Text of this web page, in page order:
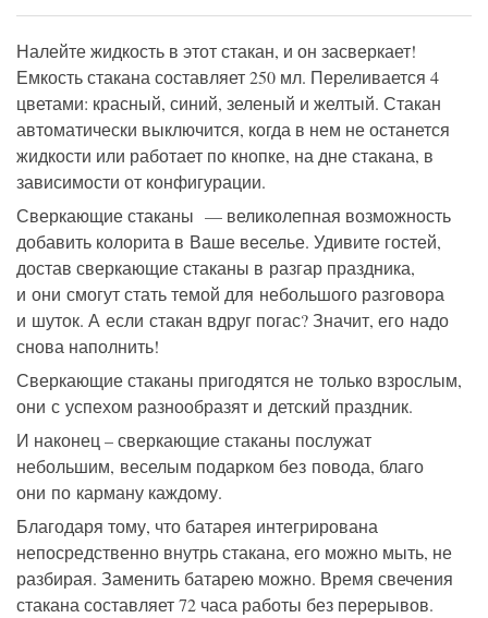
Налейте жидкость в этот стакан, и он засверкает!
Емкость стакана составляет 250 мл. Переливается 4
цветами: красный, синий, зеленый и желтый. Стакан
автоматически выключится, когда в нем не останется
жидкости или работает по кнопке, на дне стакана, в
зависимости от конфигурации.
Сверкающие стаканы — великолепная возможность
добавить колорита в Ваше веселье. Удивите гостей,
достав сверкающие стаканы в разгар праздника,
и они смогут стать темой для небольшого разговора
и шуток. А если стакан вдруг погас? Значит, его надо
снова наполнить!
Сверкающие стаканы пригодятся не только взрослым,
они с успехом разнообразят и детский праздник.
И наконец – сверкающие стаканы послужат
небольшим, веселым подарком без повода, благо
они по карману каждому.
Благодаря тому, что батарея интегрирована
непосредственно внутрь стакана, его можно мыть, не
разбирая. Заменить батарею можно. Время свечения
стакана составляет 72 часа работы без перерывов.